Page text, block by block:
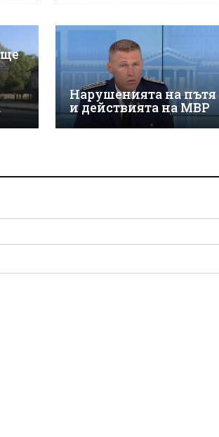
Нарушенията на пътя
и действията на МВР